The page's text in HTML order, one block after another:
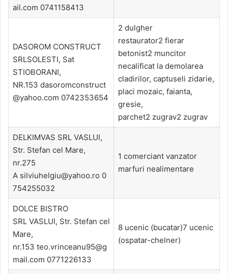
ail.com 0741158413
DASOROM CONSTRUCT
SRLSOLESTI, Sat
STIOBORANI,
NR.153 dasoromconstruct
@yahoo.com 0742353654
2 dulgher
restaurator2 fierar
betonist2 muncitor
necalificat la demolarea
cladirilor, captuseli zidarie,
placi mozaic, faianta,
gresie,
parchet2 zugrav2 zugrav
DELKIMVAS SRL VASLUI,
Str. Stefan cel Mare,
nr.275
A silviuhelgiu@yahoo.ro 0
754255032
1 comerciant vanzator
marfuri nealimentare
DOLCE BISTRO
SRL VASLUI, Str. Stefan cel
Mare,
nr.153 teo.vrinceanu95@g
mail.com 0771226133
8 ucenic (bucatar)7 ucenic
(ospatar-chelner)